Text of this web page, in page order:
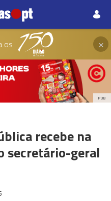
os ×
PUB
recebe na
secretário-geral